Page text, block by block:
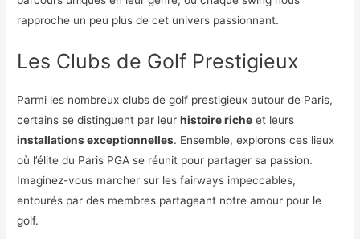
rapproche un peu plus de cet univers passionnant.
Les Clubs de Golf Prestigieux
Parmi les nombreux clubs de golf prestigieux autour de Paris,
certains se distinguent par leurhistoire riche et leurs
installations exceptionnelles. Ensemble, explorons ces lieux
où l’élite du Paris PGA se réunit pour partager sa passion.
Imaginez-vous marcher sur les fairways impeccables,
entourés par des membres partageant notre amour pour le
golf.